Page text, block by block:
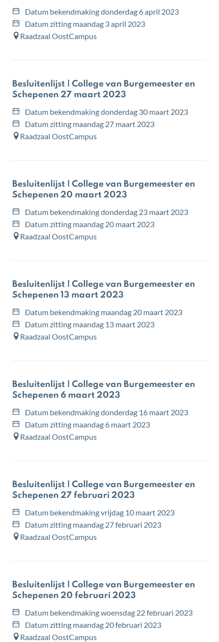
Datum bekendmakingdonderdag 6 april 2023
Datum zitting maandag 3 april 2023
Raadzaal OostCampus
Besluitenlijst | College van Burgemeester en
Schepenen 27 maart 2023
Datum bekendmakingdonderdag 30 maart 2023
Datum zitting maandag 27 maart 2023
Raadzaal OostCampus
Besluitenlijst | College van Burgemeester en
Schepenen 20 maart 2023
Datum bekendmakingdonderdag 23 maart 2023
Datum zitting maandag 20 maart 2023
Raadzaal OostCampus
Besluitenlijst | College van Burgemeester en
Schepenen 13 maart 2023
Datum bekendmaking maandag 20 maart 2023
Datum zitting maandag 13 maart 2023
Raadzaal OostCampus
Besluitenlijst | College van Burgemeester en
Schepenen 6 maart 2023
Datum bekendmakingdonderdag 16 maart 2023
Datum zitting maandag 6 maart 2023
Raadzaal OostCampus
Besluitenlijst | College van Burgemeester en
Schepenen 27 februari 2023
Datum bekendmakingvrijdag 10 maart 2023
Datum zitting maandag 27 februari 2023
Raadzaal OostCampus
Besluitenlijst | College van Burgemeester en
Schepenen 20 februari 2023
Datum bekendmakingwoensdag 22 februari 2023
Datum zitting maandag 20 februari 2023
Raadzaal OostCampus